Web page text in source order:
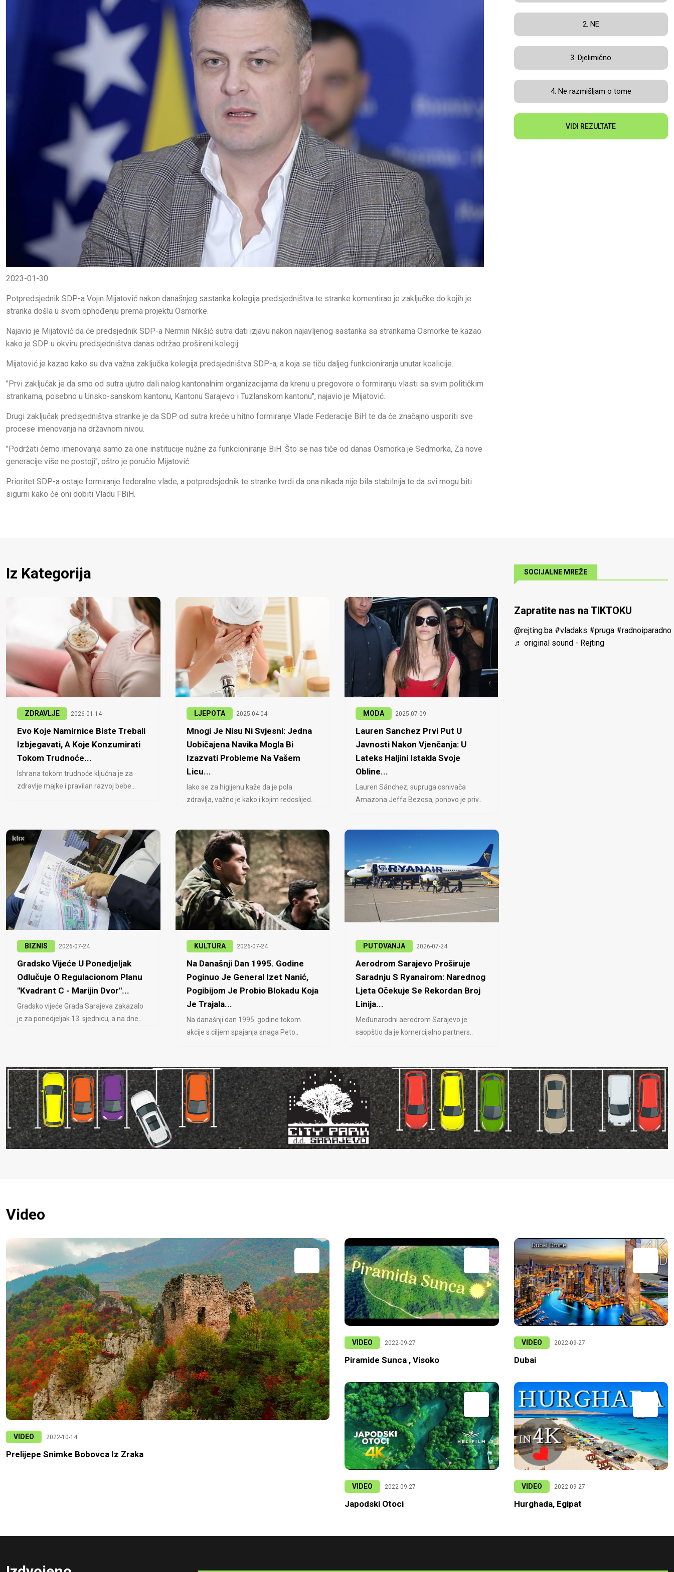
2023-01-30
Potpredsjednik SDP-a Vojin Mijatović nakon današnjeg sastanka kolegija predsjedništva te stranke komentirao je zaključke do kojih je
stranka došla u svom ophođenju prema projektu Osmorke.
Najavio je Mijatović da će predsjednik SDP-a Nermin Nikšić sutra dati izjavu nakon najavljenog sastanka sa strankama Osmorke te kazao
kako je SDP u okviru predsjedništva danas održao prošireni kolegij.
Mijatović je kazao kako su dva važna zaključka kolegija predsjedništva SDP-a, a koja se tiču daljeg funkcioniranja unutar koalicije.
"Prvi zaključak je da smo od sutra ujutro dali nalog kantonalnim organizacijama da krenu u pregovore o formiranju vlasti sa svim političkim
strankama, posebno u Unsko-sanskom kantonu, Kantonu Sarajevo i Tuzlanskom kantonu", najavio je Mijatović.
Drugi zaključak predsjedništva stranke je da SDP od sutra kreće u hitno formiranje Vlade Federacije BiH te da će značajno usporiti sve
procese imenovanja na državnom nivou.
"Podržati ćemo imenovanja samo za one institucije nužne za funkcioniranje BiH. Što se nas tiče od danas Osmorka je Sedmorka, Za nove
generacije više ne postoji", oštro je poručio Mijatović.
Prioritet SDP-a ostaje formiranje federalne vlade, a potpredsjednik te stranke tvrdi da ona nikada nije bila stabilnija te da svi mogu biti
sigurni kako će oni dobiti Vladu FBiH.
2. NE
3. Djelimično
4. Ne razmišljam o tome
VIDI REZULTATE
Iz Kategorija
ZDRAVLJE 2026-01-14
Evo Koje Namirnice Biste Trebali
Izbjegavati, A Koje Konzumirati
Tokom Trudnoće...
Ishrana tokom trudnoće ključna je za
zdravlje majke i pravilan razvoj bebe...
LJEPOTA 2025-04-04
Mnogi Je Nisu Ni Svjesni: Jedna
Uobičajena Navika Mogla Bi
Izazvati Probleme Na Vašem
Licu...
Iako se za higijenu kaže da je pola
zdravlja, važno je kako i kojim redoslijed..
MODA 2025-07-09
Lauren Sanchez Prvi Put U
Javnosti Nakon Vjenčanja: U
Lateks Haljini Istakla Svoje
Obline...
Lauren Sánchez, supruga osnivača
Amazona Jeffa Bezosa, ponovo je priv..
BIZNIS 2026-07-24
Gradsko Vijeće U Ponedjeljak
Odlučuje O Regulacionom Planu
"Kvadrant C - Marijin Dvor"...
Gradsko vijeće Grada Sarajeva zakazalo
je za ponedjeljak 13. sjednicu, a na dne..
KULTURA 2026-07-24
Na Današnji Dan 1995. Godine
Poginuo Je General Izet Nanić,
Pogibijom Je Probio Blokadu Koja
Je Trajala...
Na današnji dan 1995. godine tokom
akcije s ciljem spajanja snaga Peto..
PUTOVANJA 2026-07-24
Aerodrom Sarajevo Proširuje
Saradnju S Ryanairom: Narednog
Ljeta Očekuje Se Rekordan Broj
Linija...
Međunarodni aerodrom Sarajevo je
saopštio da je komercijalno partners..
SOCIJALNE MREŽE
Zapratite nas na TIKTOKU
@rejting.ba #vladaks #pruga #radnoiparadno
♬ original sound - Rejting
Video
VIDEO 2022-10-14
Prelijepe Snimke Bobovca Iz Zraka
VIDEO 2022-09-27
Piramide Sunca , Visoko
VIDEO 2022-09-27
Japodski Otoci
VIDEO 2022-09-27
Dubai
VIDEO 2022-09-27
Hurghada, Egipat